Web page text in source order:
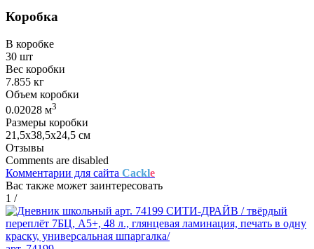
Коробка
В коробке
30 шт
Вес коробки
7.855 кг
Объем коробки
0.02028 м3
Размеры коробки
21,5х38,5х24,5 см
Отзывы
Comments are disabled
Комментарии для сайта Cackle
Вас также может заинтересовать
1 /